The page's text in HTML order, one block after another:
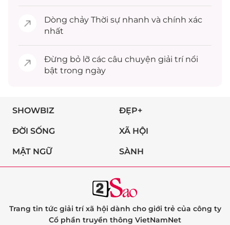
Dòng chảy Thời sự nhanh và chính xác
nhất
Đừng bỏ lỡ các câu chuyện giải trínổi
bật trong ngày
SHOWBIZ ĐẸP+
ĐỜI SỐNG XÃ HỘI
MẬT NGỮ SÀNH
Trang tin tức giải trí xã hội dành cho giới trẻ của công ty
Cổ phần truyền thông VietNamNet